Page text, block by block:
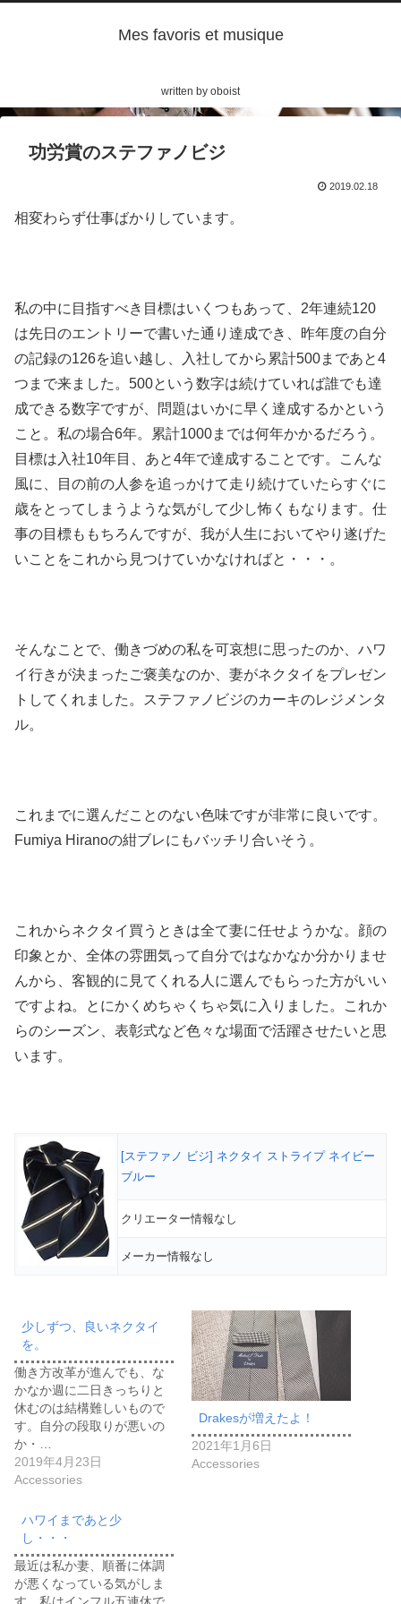
Mes favoris et musique
written by oboist
功労賞のステファノビジ
2019.02.18
相変わらず仕事ばかりしています。
私の中に目指すべき目標はいくつもあって、2年連続120
は先日のエントリーで書いた通り達成でき、昨年度の自分
の記録の126を追い越し、入社してから累計500まであと4
つまで来ました。500という数字は続けていれば誰でも達
成できる数字ですが、問題はいかに早く達成するかという
こと。私の場合6年。累計1000までは何年かかるだろう。
目標は入社10年目、あと4年で達成することです。こんな
風に、目の前の人参を追っかけて走り続けていたらすぐに
歳をとってしまうような気がして少し怖くもなります。仕
事の目標ももちろんですが、我が人生においてやり遂げた
いことをこれから見つけていかなければと・・・。
そんなことで、働きづめの私を可哀想に思ったのか、ハワ
イ行きが決まったご褒美なのか、妻がネクタイをプレゼン
トしてくれました。ステファノビジのカーキのレジメンタ
ル。
これまでに選んだことのない色味ですが非常に良いです。
Fumiya Hiranoの紺ブレにもバッチリ合いそう。
これからネクタイ買うときは全て妻に任せようかな。顔の
印象とか、全体の雰囲気って自分ではなかなか分かりませ
んから、客観的に見てくれる人に選んでもらった方がいい
ですよね。とにかくめちゃくちゃ気に入りました。これか
らのシーズン、表彰式など色々な場面で活躍させたいと思
います。
[ステファノ ビジ] ネクタイ ストライプ ネイビー
ブルー
クリエーター情報なし
メーカー情報なし
少しずつ、良いネクタイ
を。
働き方改革が進んでも、な
かなか週に二日きっちりと
休むのは結構難しいもので
す。自分の段取りが悪いの
か・…
2019年4月23日
Accessories
Drakesが増えたよ！
2021年1月6日
Accessories
ハワイまであと少
し・・・
最近は私か妻、順番に体調
が悪くなっている気がしま